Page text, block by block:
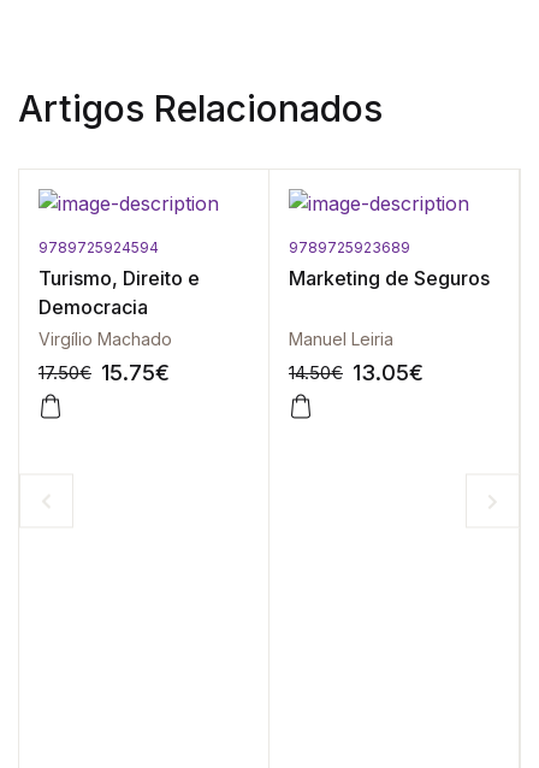
Artigos Relacionados
9789725924594
Turismo, Direito e
Democracia
Virgílio Machado
17.50€ 15.75€
-10%
9789725923689
Marketing de Seguros
Manuel Leiria
14.50€ 13.05€